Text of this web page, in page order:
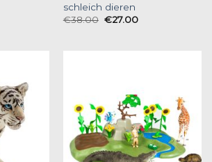
schleich dieren
€38.00 €27.00